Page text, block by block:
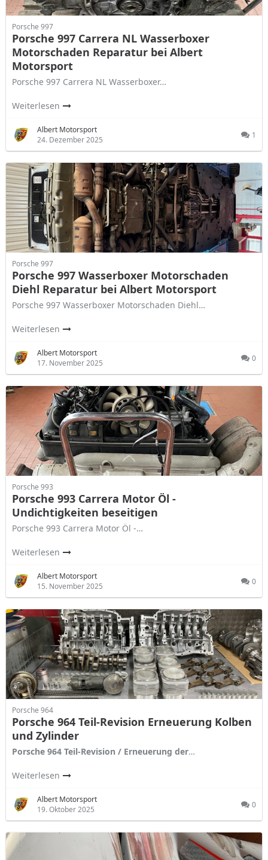
Porsche 997
Porsche 997 Carrera NL Wasserboxer
Motorschaden Reparatur bei Albert
Motorsport
Porsche 997 Carrera NL Wasserboxer…
Weiterlesen
Albert Motorsport
24. Dezember 2025
1
Porsche 997
Porsche 997 Wasserboxer Motorschaden
Diehl Reparatur bei Albert Motorsport
Porsche 997 Wasserboxer Motorschaden Diehl…
Weiterlesen
Albert Motorsport
17. November 2025
0
Porsche 993
Porsche 993 Carrera Motor Öl -
Undichtigkeiten beseitigen
Porsche 993 Carrera Motor Öl -…
Weiterlesen
Albert Motorsport
15. November 2025
0
Porsche 964
Porsche 964 Teil-Revision Erneuerung Kolben
und Zylinder
Porsche 964 Teil-Revision / Erneuerung der…
Weiterlesen
Albert Motorsport
19. Oktober 2025
0